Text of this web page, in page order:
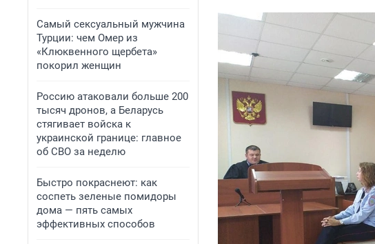
Самый сексуальный мужчина
Турции: чем Омер из
«Клюквенного щербета»
покорил женщин
Россию атаковали больше 200
тысяч дронов, а Беларусь
стягивает войска к
украинской границе: главное
об СВО за неделю
Быстро покраснеют: как
соспеть зеленые помидоры
дома — пять самых
эффективных способов